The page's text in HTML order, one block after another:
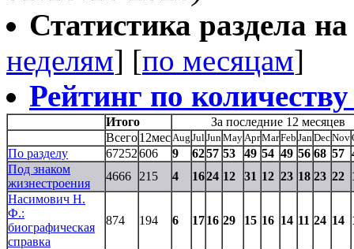
Статистика раздела
неделям] [по месяцам]
Рейтинг по
Итого
За последние 12 месяцев
Всего12мес Aug Jul Jun May AprMarFeb Jan DecNov
По разделу 67252606 9 6257 53 49 54 49 56 68 57
Под знаком
жизнестроения
4666 215 4 1624 12 31 12 23 18 23 22
Насимович Н.
Ф.:
биографическая
справка
874 194 6 1716 29 15 16 14 11 24 14